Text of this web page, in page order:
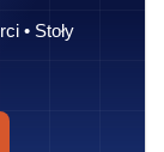
• Stoły